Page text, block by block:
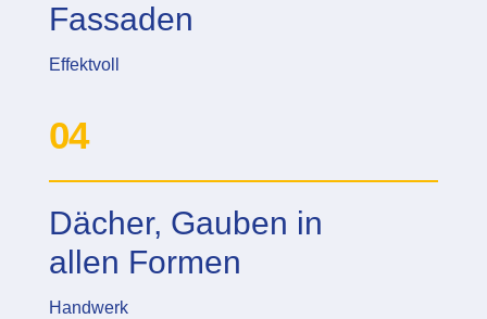
Fassaden
Effektvoll
04
Dächer, Gauben in
allen Formen
Handwerk